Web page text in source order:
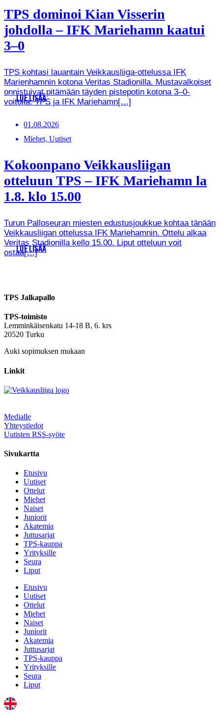
TPS dominoi Kian Visserin
johdolla – IFK Mariehamn kaatui
3–0
TPS kohtasi lauantain Veikkausliiga-ottelussa IFK
Marienhamnin kotona Veritas Stadionilla. Mustavalkoiset
onnistuivat pitämään täyden pistepotin kotona 3–0-
voitolla. TPS ja IFK Mariehamn[…]
LUE LISÄÄ
01.08.2026
Miehet, Uutiset
Kokoonpano Veikkausliigan
otteluun TPS – IFK Mariehamn la
1.8. klo 15.00
Turun Palloseuran miesten edustusjoukkue kohtaa tänään
Veikkausliigan ottelussa IFK Mariehamnin. Ottelu alkaa
Veritas Stadionilla kello 15.00. Liput otteluun voit
ostaa[…]
LUE LISÄÄ
TPS Jalkapallo
TPS-toimisto
Lemminkäisenkatu 14-18 B, 6. krs
20520 Turku
Auki sopimuksen mukaan
Linkit
Medialle
Yhteystiedot
Uutisten RSS-syöte
Sivukartta
Etusivu
Uutiset
Ottelut
Miehet
Naiset
Juniorit
Akatemia
Juttusarjat
TPS-kauppa
Yrityksille
Seura
Liput
Etusivu
Uutiset
Ottelut
Miehet
Naiset
Juniorit
Akatemia
Juttusarjat
TPS-kauppa
Yrityksille
Seura
Liput